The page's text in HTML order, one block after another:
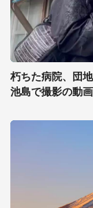
朽ちた病院、団
池島で撮影の動